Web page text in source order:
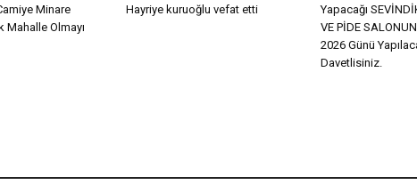
Minare
Mahalle Olmayı
Hayriye kuruoğlu vefat etti
Yapacağı
VE PİDE
2026 Günü
Davetlisiniz.